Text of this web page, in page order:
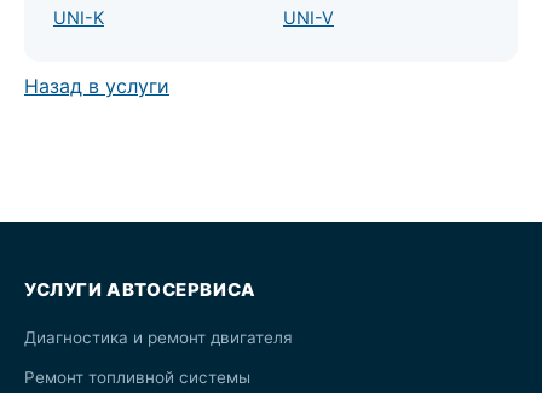
UNI-K
UNI-V
Назад в услуги
УСЛУГИ АВТОСЕРВИСА
Диагностика и ремонт двигателя
Ремонт топливной системы